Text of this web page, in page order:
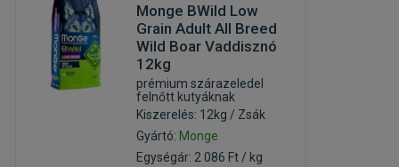
Monge BWild Low
Grain Adult All Breed
Wild Boar Vaddisznó
12kg
prémium szárazeledel
felnőtt kutyáknak
Kiszerelés: 12kg / Zsák
Gyártó: Monge
Egységár: 2 086 Ft / kg